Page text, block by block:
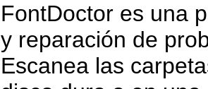
FontDoctor es una
y reparación de
Escanea las